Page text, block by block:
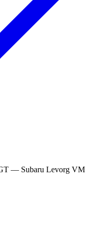
— Subaru Levorg VM